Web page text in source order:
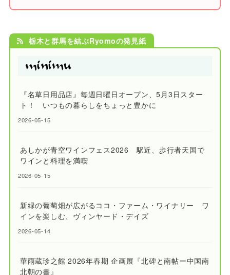
栃木と群馬を結ぶRyomoの発見紙
『名草日用品店』毎週日曜日オープン、5月3日スター
ト！ いつもの暮らしをちょっと豊かに
2026-05-15
あしかが青空ワインフェス2026 駅近、歩行者天国で
ワインと料理を満喫
2026-05-15
新緑の葡萄畑が広がるココ・ファーム・ワイナリー ワ
インを楽しむ、ヴィンヤード・デイズ
2026-05-14
華雨蔵珍之館 2026年春期 企画展『北碑と南帖ー中国南
北朝の書』